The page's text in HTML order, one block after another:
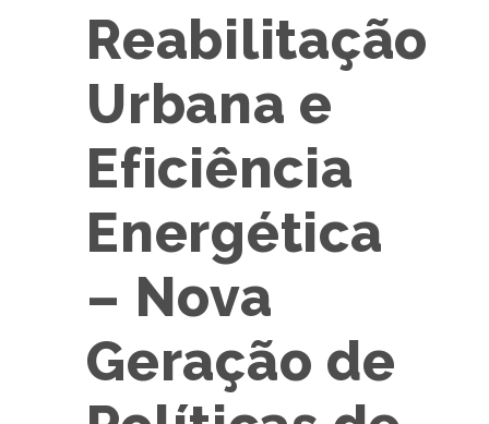
Reabilitação
Urbana e
Eficiência
Energética
– Nova
Geração de